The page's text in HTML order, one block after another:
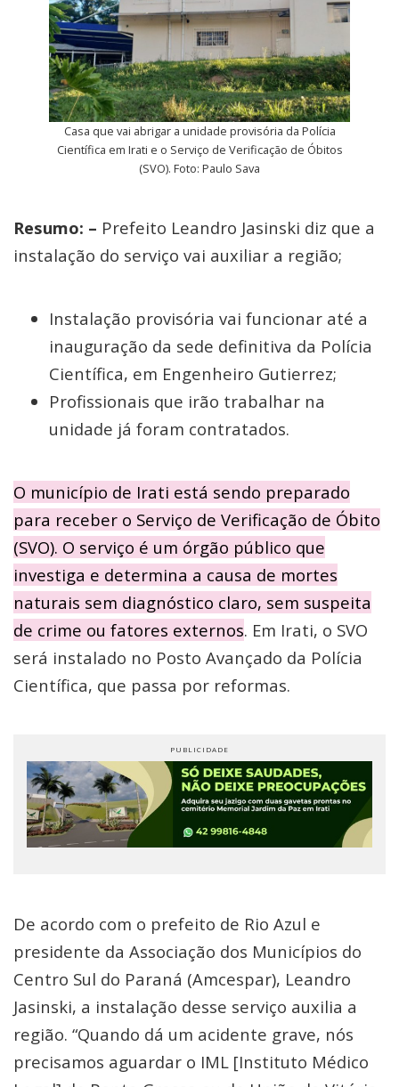
Casa que vai abrigar a unidade provisória da Polícia
Científica em Irati e o Serviço de Verificação de Óbitos
(SVO). Foto: Paulo Sava
Resumo: – Prefeito Leandro Jasinski diz que a
instalação do serviço vai auxiliar a região;
Instalação provisória vai funcionar até a
inauguração da sede definitiva da Polícia
Científica, em Engenheiro Gutierrez;
Profissionais que irão trabalhar na
unidade já foram contratados.
O município de Irati está sendo preparado
para receber o Serviço de Verificação de Óbito
(SVO). O serviço é um órgão público que
investiga e determina a causa de mortes
naturais sem diagnóstico claro, sem suspeita
de crime ou fatores externos. Em Irati, o SVO
será instalado no Posto Avançado da Polícia
Científica, que passa por reformas.
De acordo com o prefeito de Rio Azul e
presidente da Associação dos Municípios do
Centro Sul do Paraná (Amcespar), Leandro
Jasinski, a instalação desse serviço auxilia a
região. “Quando dá um acidente grave, nós
precisamos aguardar o IML [Instituto Médico